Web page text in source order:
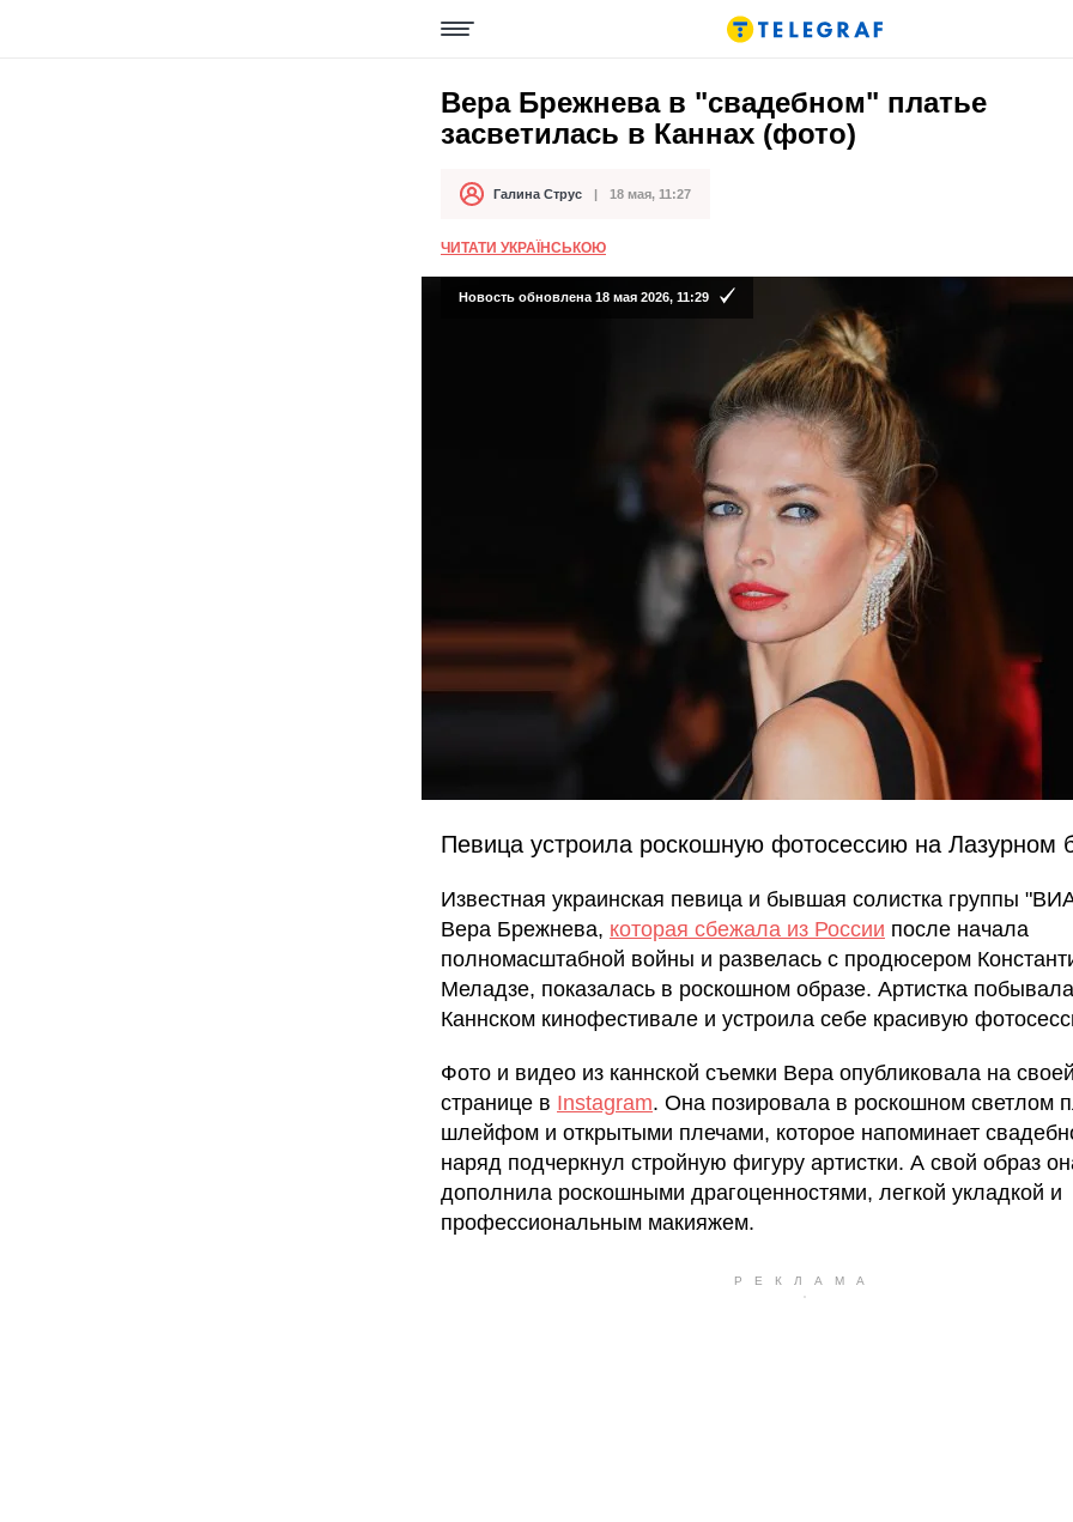
Вера Брежнева в "свадебном" платье
засветилась в Каннах (фото)
АвторГалина Струс
Дата публикации 18 мая, 11:27
ЧИТАТИ УКРАЇНСЬКОЮ
Новость обновлена 18 мая 2026, 11:29
Певица устроила роскошную фотосессию на Лазурном
Известная украинская певица и бывшая солистка группы
Вера Брежнева, которая сбежала из России после начала
полномасштабной войны и развелась с продюсером
Меладзе, показалась в роскошном образе. Артистка
Каннском кинофестивале и устроила себе красивую
Фото и видео из каннской съемки Вера опубликовала на
странице в Instagram. Она позировала в роскошном светлом
шлейфом и открытыми плечами, которое напоминает
наряд подчеркнул стройную фигуру артистки. А свой образ
дополнила роскошными драгоценностями, легкой укладкой и
профессиональным макияжем.